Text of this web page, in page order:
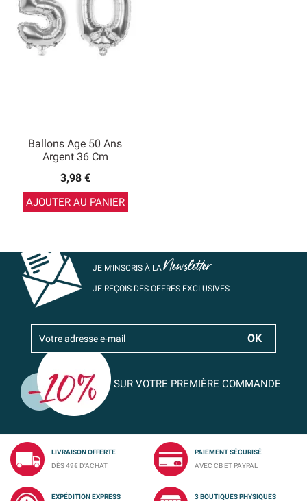
Ballons Age 50 Ans
Argent 36 Cm
3,98 €
AJOUTER AU PANIER
JE M’INSCRIS À LANewsletter
JE REÇOIS DES OFFRES EXCLUSIVES
SUR VOTRE PREMIÈRE COMMANDE
LIVRAISON OFFERTE
DÈS 49€ D'ACHAT
PAIEMENT SÉCURISÉ
AVEC CB ET PAYPAL
EXPÉDITION EXPRESS
3 BOUTIQUES PHYSIQUES